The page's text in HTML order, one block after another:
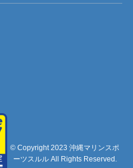
© Copyright 2023 沖縄マリンスポ
ーツスルル All Rights Reserved.